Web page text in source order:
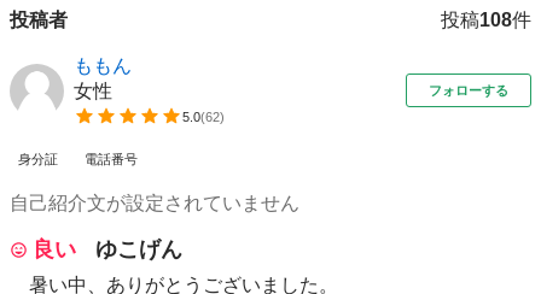
投稿者 投稿108件
ももん
女性
5.0(62)
フォローする
身分証 電話番号
自己紹介文が設定されていません
良い ゆこげん
暑い中、ありがとうございました。